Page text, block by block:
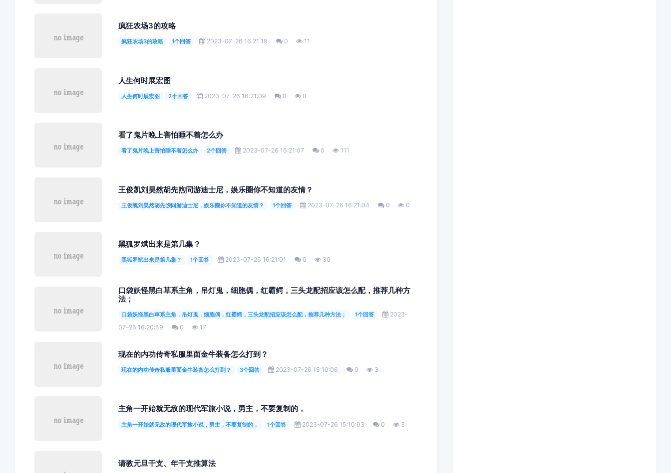
疯狂农场3的攻略
疯狂农场3的攻略 1个回答 2023-07-26 16:21:19 0 11
人生何时展宏图
人生何时展宏图 2个回答 2023-07-26 16:21:09 0 0
看了鬼片晚上害怕睡不着怎么办
看了鬼片晚上害怕睡不着怎么办 2个回答 2023-07-26 16:21:07 0 111
王俊凯刘昊然胡先煦同游迪士尼，娱乐圈你不知道的友情？
王俊凯刘昊然胡先煦同游迪士尼，娱乐圈你不知道的友情？ 1个回答 2023-07-26 16:21:04 0 0
黑狐罗斌出来是第几集？
黑狐罗斌出来是第几集？ 1个回答 2023-07-26 16:21:01 0 30
口袋妖怪黑白草系主角，吊灯鬼，细胞偶，红霸鳄，三头龙配招应该怎么配，推荐几种方
法；
口袋妖怪黑白草系主角，吊灯鬼，细胞偶，红霸鳄，三头龙配招应该怎么配，推荐几种方法； 1个回答
2023-
07-26 16:20:59
0 17
现在的内功传奇私服里面金牛装备怎么打到？
现在的内功传奇私服里面金牛装备怎么打到？ 3个回答 2023-07-26 15:10:06 0 3
主角一开始就无敌的现代军旅小说，男主，不要复制的，
主角一开始就无敌的现代军旅小说，男主，不要复制的， 1个回答 2023-07-26 15:10:03 0 3
请教元旦干支、年干支推算法